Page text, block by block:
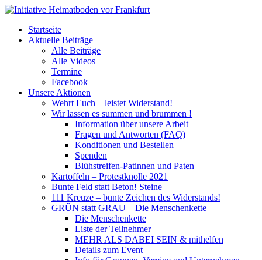
Startseite
Aktuelle Beiträge
Alle Beiträge
Alle Videos
Termine
Facebook
Unsere Aktionen
Wehrt Euch – leistet Widerstand!
Wir lassen es summen und brummen !
Information über unsere Arbeit
Fragen und Antworten (FAQ)
Konditionen und Bestellen
Spenden
Blühstreifen-Patinnen und Paten
Kartoffeln – Protestknolle 2021
Bunte Feld statt Beton! Steine
111 Kreuze – bunte Zeichen des Widerstands!
GRÜN statt GRAU – Die Menschenkette
Die Menschenkette
Liste der Teilnehmer
MEHR ALS DABEI SEIN & mithelfen
Details zum Event